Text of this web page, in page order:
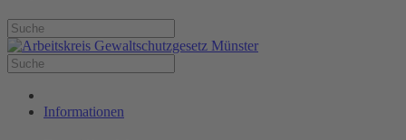
Informationen